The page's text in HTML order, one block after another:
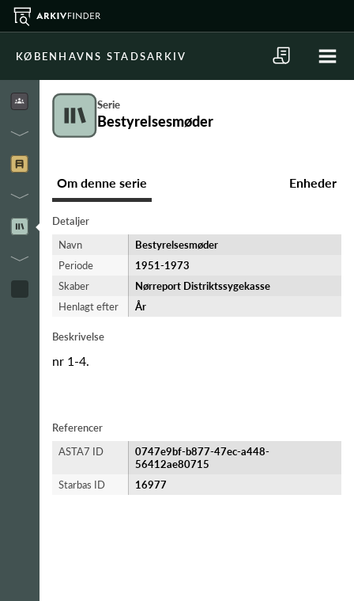
KØBENHAVNS STADSARKIV
Serie
Bestyrelsesmøder
Om denne serie Enheder
Detaljer
Navn
Bestyrelsesmøder
Periode
1951-​1973
Skaber
Nørreport Distriktssygekasse
Henlagt efter
År
Beskrivelse
nr 1-4.
Referencer
ASTA7 ID
0747e9bf-b877-47ec-a448-
56412ae80715
Starbas ID
16977